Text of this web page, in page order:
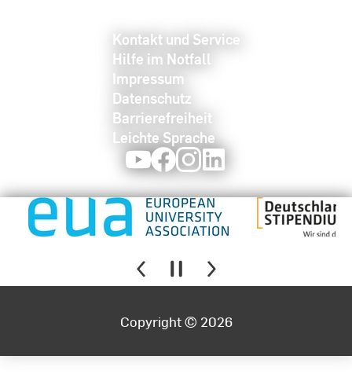
Kontakt und Service
Hilfe im Notfall
Impressum
Datenschutz
Barrierefreiheit
Leichte Sprache
YoutubeFacebookInstagram
Copyright © 2026